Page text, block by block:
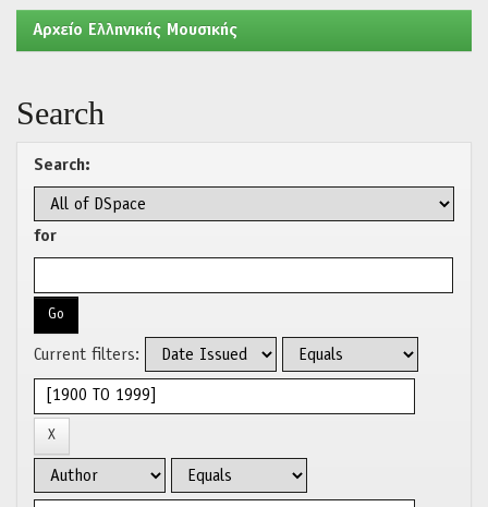
Aρχείο Ελληνικής Μουσικής
Search
Search:
for
Current filters: